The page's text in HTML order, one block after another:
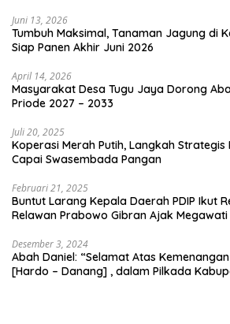
Juni 13, 2026
Tumbuh Maksimal, Tanaman Jagung di
Siap Panen Akhir Juni 2026
April 14, 2026
Masyarakat Desa Tugu Jaya Dorong
Priode 2027 – 2033
Juli 20, 2025
Koperasi Merah Putih, Langkah Strategis
Capai Swasembada Pangan
Februari 21, 2025
Buntut Larang Kepala Daerah PDIP Ikut
Relawan Prabowo Gibran Ajak
Desember 3, 2024
Abah Daniel: “Selamat Atas Kemenangan
[Hardo – Danang] , dalam Pilkada